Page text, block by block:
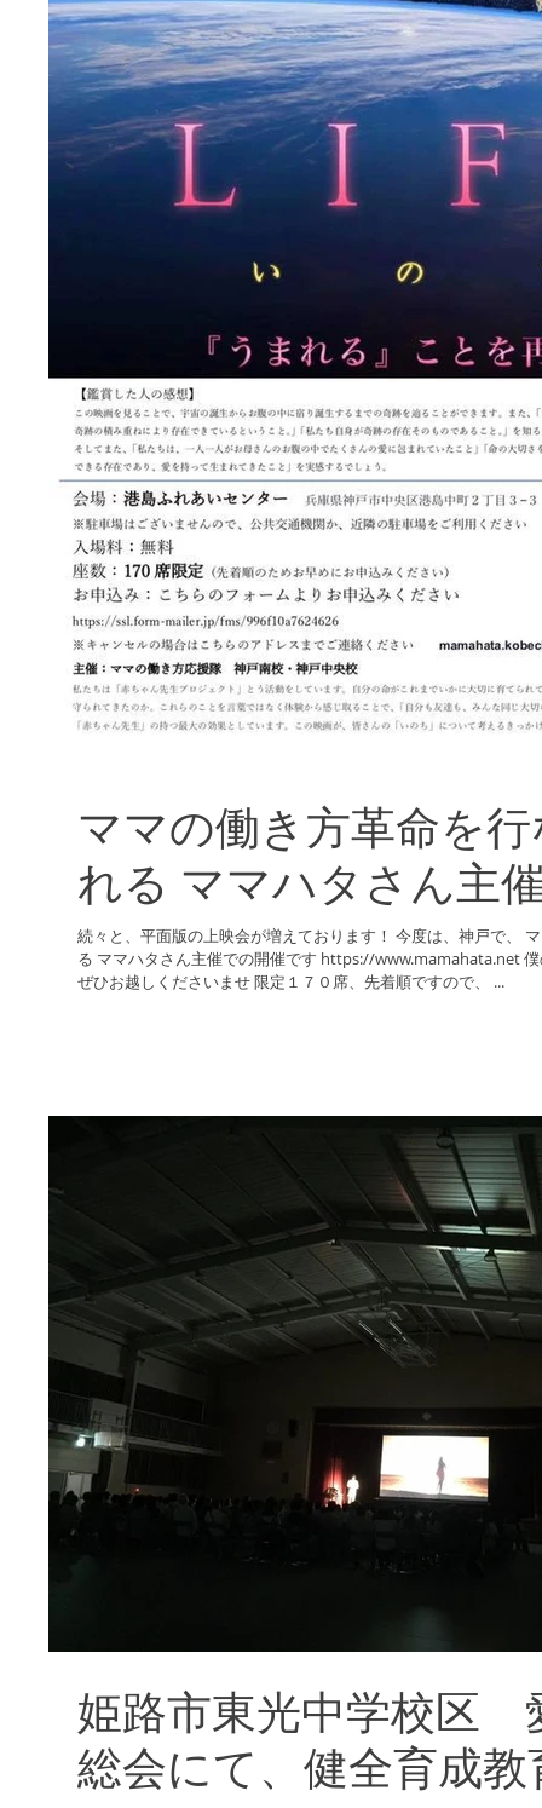
ママの働き方革命を
れる ママハタさん主
続々と、平面版の上映会が増えております！ 今度は、神戸で、 ママの働き方革命を行なっておられ
る ママハタさん主催での開催です https://www.mamahata.net 僕のコンサートも実施されますので
ぜひお越しくださいませ 限定１７０席、先着順ですので、 ...
姫路市東光中学校区
総会にて、健全育成教